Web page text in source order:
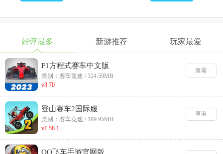
好评最多 新游推荐 玩家最爱
F1方程式赛车中文版
类别：赛车竞速 / 324.59MB
v3.70
查看
登山赛车2国际服
类别：赛车竞速 / 189.95MB
v1.58.1
查看
QQ飞车手游官网版